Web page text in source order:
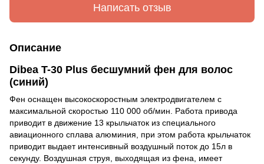
Написать отзыв
Описание
Dibea T-30 Plus бесшумний фен для волос
(синий)
Фен оснащен высокоскоростным электродвигателем с
максимальной скоростью 110 000 об/мин. Работа привода
приводит в движение 13 крыльчаток из специального
авиационного сплава алюминия, при этом работа крыльчаток
приводит выдает интенсивный воздушный поток до 15л в
секунду. Воздушная струя, выходящая из фена, имеет